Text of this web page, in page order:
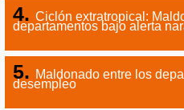
Ciclón extratropical:
departamentos bajo alerta
Maldonado entre los
desempleo